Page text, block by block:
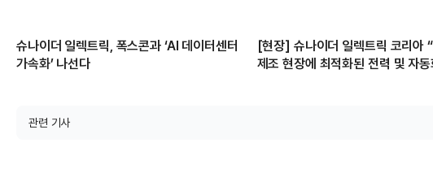
슈나이더 일렉트릭, 폭스콘과 ‘AI 데이터센터
가속화’ 나선다
[현장] 슈나이더 일렉트릭 코리아
제조 현장에 최적화된 전력 및 자
관련 기사